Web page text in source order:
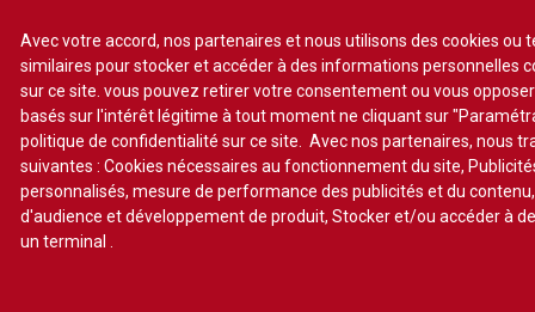
Lire un numéro
S'abonner
Se connecter
Avec votre accord, nos partenaires et nous utilisons des cookies ou
similaires pour stocker et accéder à des informations personnelles
sur ce site. vous pouvez retirer votre consentement ou vous
basés sur l'intérêt légitime à tout moment ne cliquant sur
politique de confidentialité sur ce site. Avec nos partenaires, nous
suivantes : Cookies nécessaires au fonctionnement du site,
personnalisés, mesure de performance des publicités et du
d'audience et développement de produit, Stocker et/ou accéder à
un terminal